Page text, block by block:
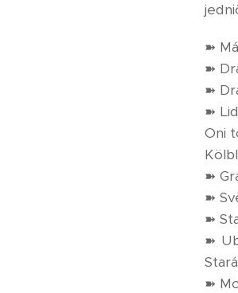
➽
➽
➽
➽
Oni
➽
➽
➽
➽
Stará
➽